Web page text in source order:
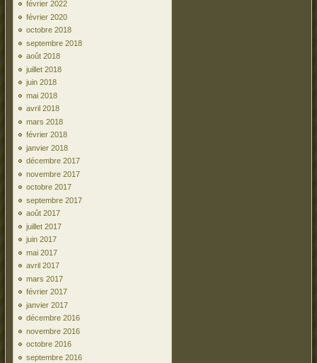
février 2022
février 2020
octobre 2018
septembre 2018
août 2018
juillet 2018
juin 2018
mai 2018
avril 2018
mars 2018
février 2018
janvier 2018
décembre 2017
novembre 2017
octobre 2017
septembre 2017
août 2017
juillet 2017
juin 2017
mai 2017
avril 2017
mars 2017
février 2017
janvier 2017
décembre 2016
novembre 2016
octobre 2016
septembre 2016